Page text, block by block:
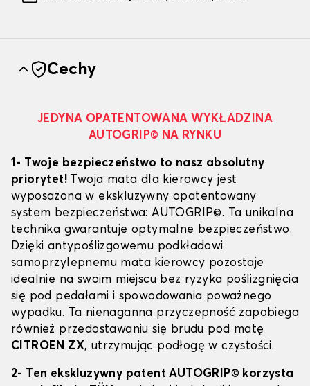
Cechy
JEDYNA OPATENTOWANA WYKŁADZINA
AUTOGRIP© NA RYNKU
1- Twoje bezpieczeństwo to nasz absolutny
priorytet! Twoja mata dla kierowcy jest
wyposażona w ekskluzywny opatentowany
system bezpieczeństwa: AUTOGRIP©. Ta unikalna
technika gwarantuje optymalne bezpieczeństwo.
Dzięki antypoślizgowemu podkładowi
samoprzylepnemu mata kierowcy pozostaje
idealnie na swoim miejscu bez ryzyka poślizgnięcia
się pod pedałami i spowodowania poważnego
wypadku. Ta nienaganna przyczepność zapobiega
również przedostawaniu się brudu pod matę
CITROEN ZX, utrzymując podłogę w czystości.
2- Ten ekskluzywny patent AUTOGRIP© korzysta